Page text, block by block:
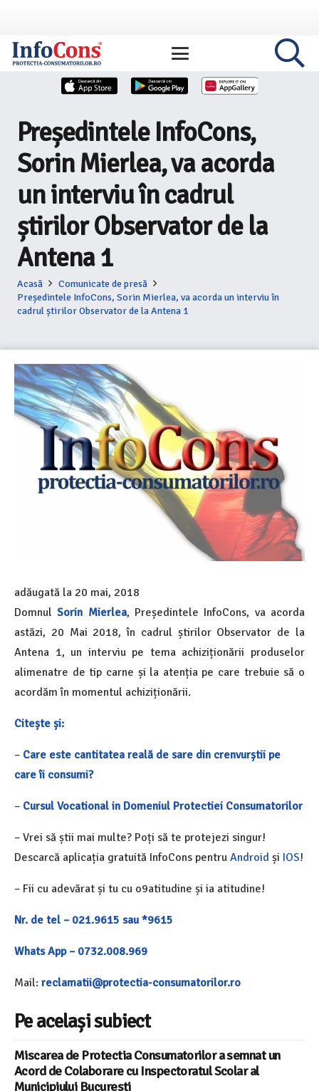
Președintele InfoCons,
Sorin Mierlea, va acorda
un interviu în cadrul
știrilor Observator de la
Antena 1
Acasă
Comunicate de presă
Președintele InfoCons, Sorin Mierlea, va acorda un interviu în
cadrul știrilor Observator de la Antena 1
adăugată la 20 mai, 2018
DomnulSorin Mierlea, Președintele InfoCons, va acorda
astăzi, 20 Mai 2018, în cadrul știrilor Observator de la
Antena 1, un interviu pe tema achiziționării produselor
alimenatre de tip carne și la atenția pe care trebuie să o
acordăm în momentul achiziționării.
Citește și:
– Care este cantitatea reală de sare din crenvurștii pe
care îi consumi?
– Cursul Vocational in Domeniul Protectiei Consumatorilor
– Vrei să știi mai multe? Poți să te protejezi singur!
Descarcă aplicația gratuită InfoCons pentru Android și IOS!
– Fii cu adevărat și tu cu o9atitudine și ia atitudine!
Nr. de tel – 021.9615 sau *9615
Whats App – 0732.008.969
Mail: reclamatii@protectia-consumatorilor.ro
Pe același subiect
Miscarea de Protectia Consumatorilor a semnat un
Acord de Colaborare cu Inspectoratul Scolar al
Municipiului Bucuresti